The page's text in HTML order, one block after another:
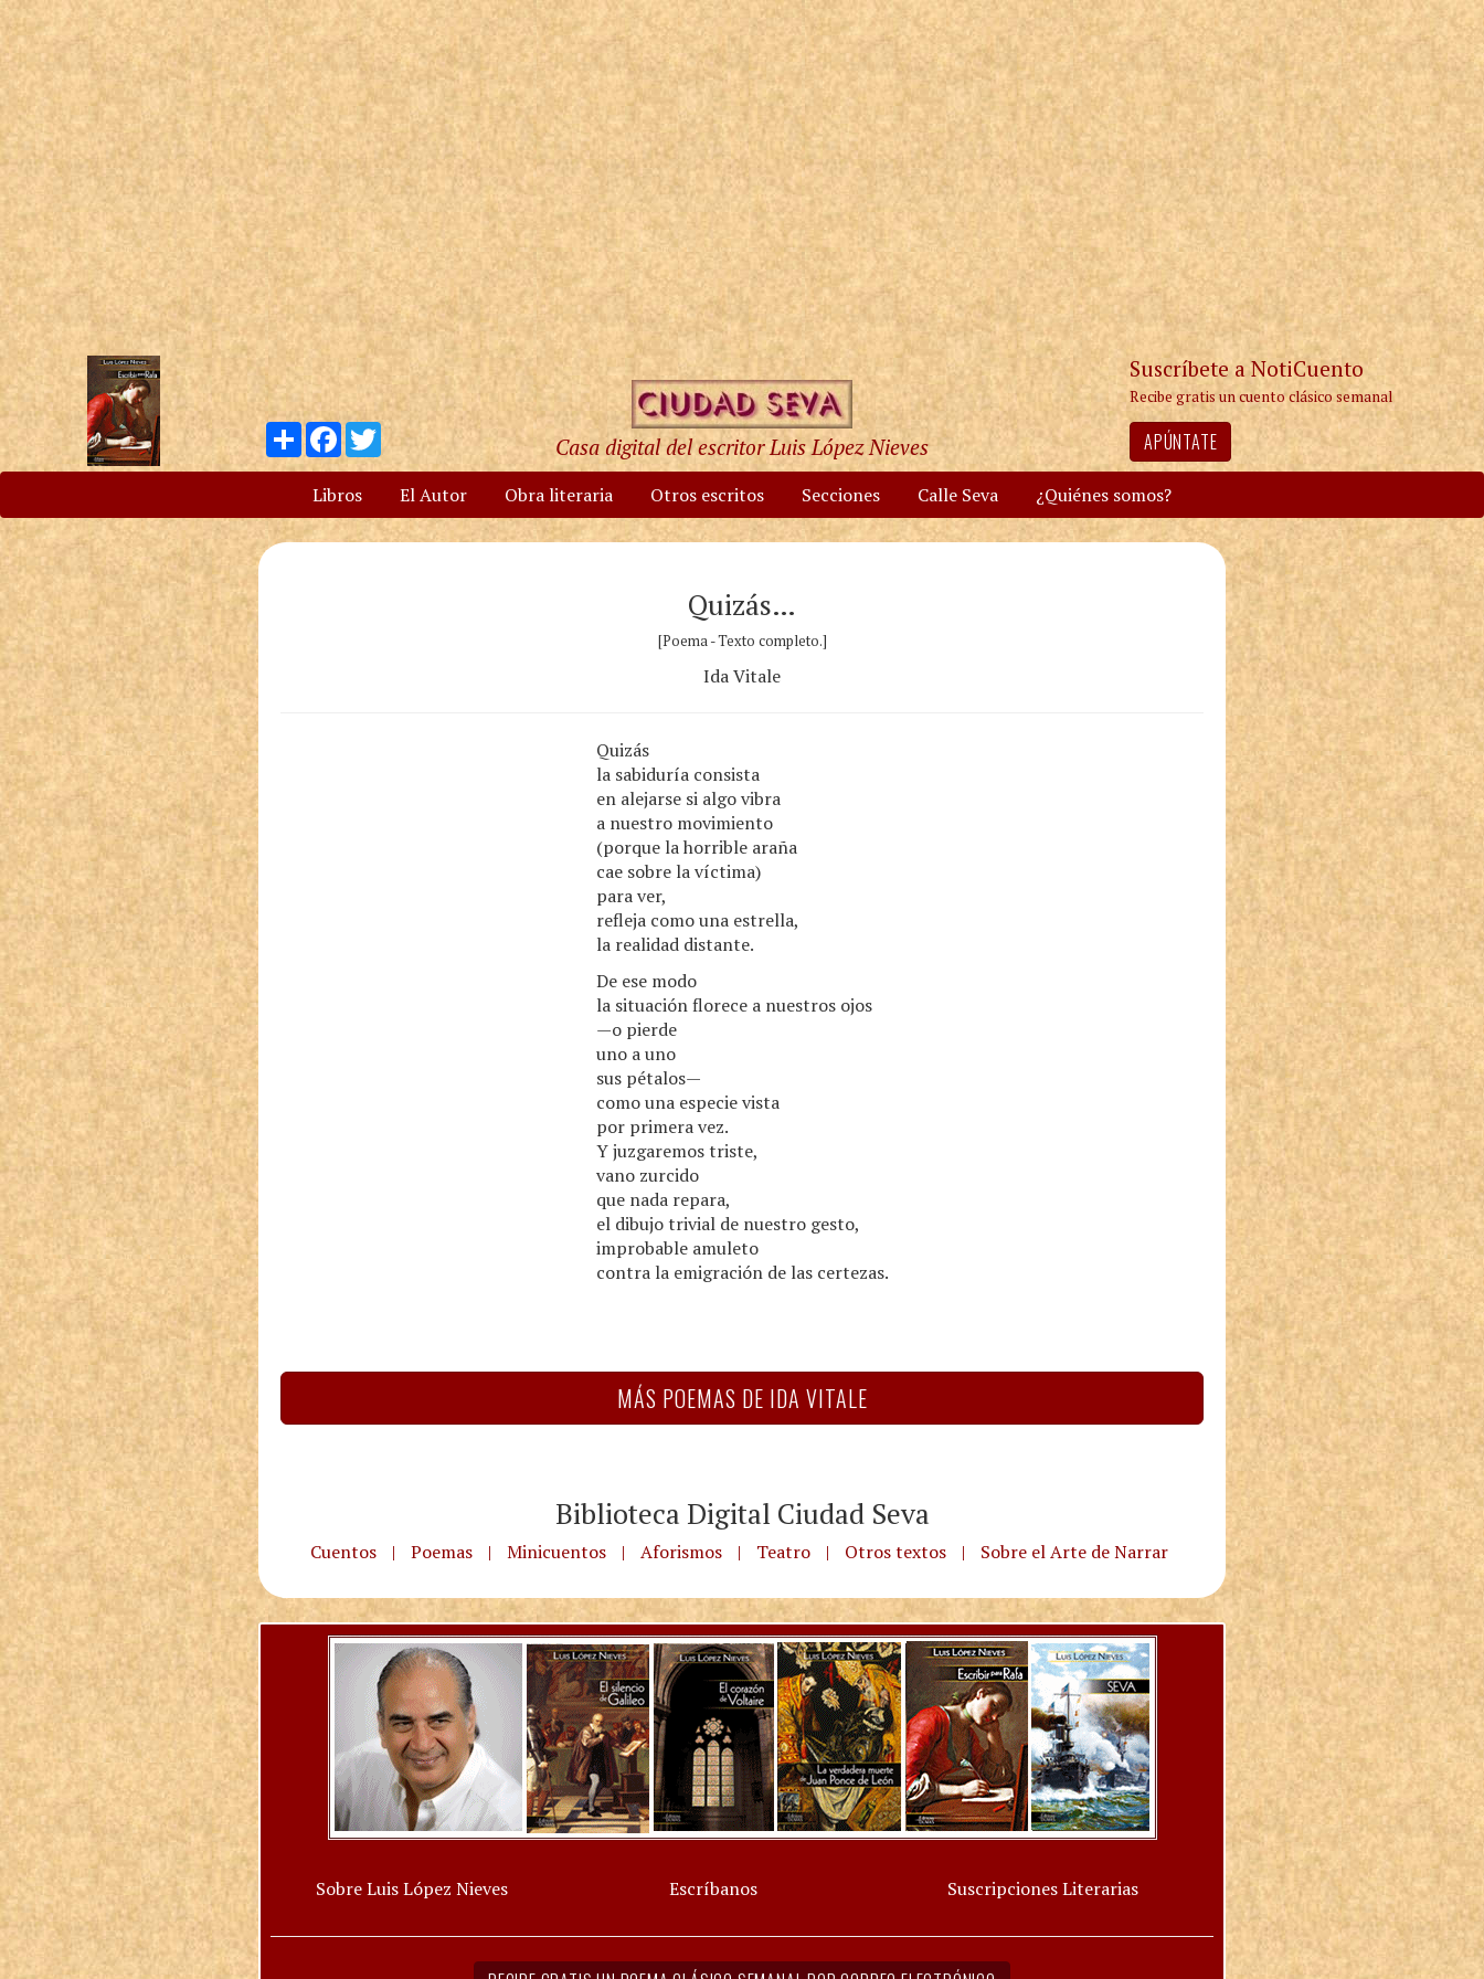
Compartir
Facebook
Twitter
Casa digital del escritor Luis López Nieves
Suscríbete a NotiCuento
Recibe gratis un cuento clásico semanal
APÚNTATE
Libros El Autor Obra literaria Otros escritos Secciones Calle Seva ¿Quiénes somos?
Quizás…
[Poema - Texto completo.]
Ida Vitale
Quizás
la sabiduría consista
en alejarse si algo vibra
a nuestro movimiento
(porque la horrible araña
cae sobre la víctima)
para ver,
refleja como una estrella,
la realidad distante.
De ese modo
la situación florece a nuestros ojos
—o pierde
uno a uno
sus pétalos—
como una especie vista
por primera vez.
Y juzgaremos triste,
vano zurcido
que nada repara,
el dibujo trivial de nuestro gesto,
improbable amuleto
contra la emigración de las certezas.
MÁS POEMAS DE IDA VITALE
Biblioteca Digital Ciudad Seva
Cuentos | Poemas | Minicuentos | Aforismos | Teatro | Otros textos | Sobre el Arte de Narrar
Sobre Luis López Nieves Escríbanos Suscripciones Literarias